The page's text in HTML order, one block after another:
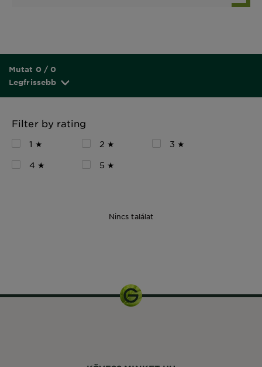
Mutat 0 / 0
Legfrissebb
Filter by rating
1 ★ 2 ★
3 ★
4 ★
5 ★
Nincs találat